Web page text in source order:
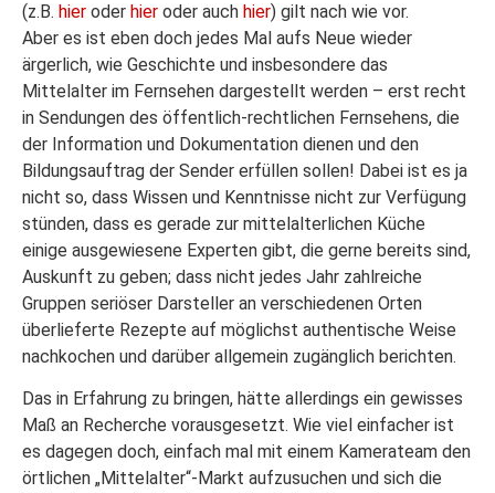
(z.B. hier oder hier oder auch hier) gilt nach wie vor.
Aber es ist eben doch jedes Mal aufs Neue wieder
ärgerlich, wie Geschichte und insbesondere das
Mittelalter im Fernsehen dargestellt werden – erst recht
in Sendungen des öffentlich-rechtlichen Fernsehens, die
der Information und Dokumentation dienen und den
Bildungsauftrag der Sender erfüllen sollen! Dabei ist es ja
nicht so, dass Wissen und Kenntnisse nicht zur Verfügung
stünden, dass es gerade zur mittelalterlichen Küche
einige ausgewiesene Experten gibt, die gerne bereits sind,
Auskunft zu geben; dass nicht jedes Jahr zahlreiche
Gruppen seriöser Darsteller an verschiedenen Orten
überlieferte Rezepte auf möglichst authentische Weise
nachkochen und darüber allgemein zugänglich berichten.
Das in Erfahrung zu bringen, hätte allerdings ein gewisses
Maß an Recherche vorausgesetzt. Wie viel einfacher ist
es dagegen doch, einfach mal mit einem Kamerateam den
örtlichen „Mittelalter“-Markt aufzusuchen und sich die